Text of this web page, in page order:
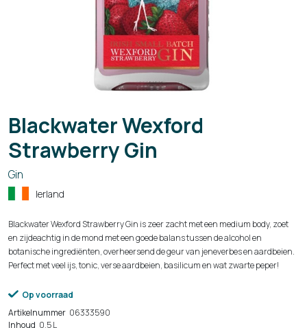
Blackwater Wexford
Strawberry Gin
Gin
Ierland
Blackwater Wexford Strawberry Gin is zeer zacht met een medium body, zoet
en zijdeachtig in de mond met een goede balans tussen de alcohol en
botanische ingrediënten, overheersend de geur van jeneverbes en aardbeien.
Perfect met veel ijs, tonic, verse aardbeien, basilicum en wat zwarte peper!
Op voorraad
Artikelnummer 06333590
Inhoud 0,5 L